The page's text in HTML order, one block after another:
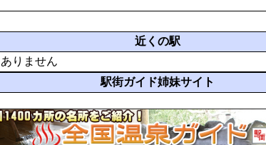
近くの駅
りません
駅街ガイド姉妹サイト